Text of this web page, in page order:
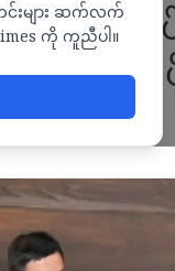
းများ ဆက်လက်
ကို ကူညီပါ။
န်မာစစ်
တွေ တင်ပို့
2023